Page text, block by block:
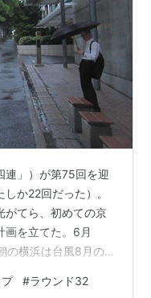
連」）が第75回を迎
か22回だった）。
がてら、初めての京
画を立てた。6月
の横浜は台風8月の影
り、5時前に出発。新
#ラウンド32